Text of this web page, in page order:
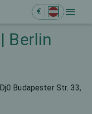
€
Berlin
Budapester Str. 33,